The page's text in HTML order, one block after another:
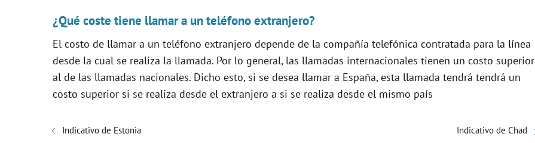
¿Qué coste tiene llamar a un teléfono extranjero?
El costo de llamar a un teléfono extranjero depende de la compañía telefónica contratada para la línea
desde la cual se realiza la llamada. Por lo general, las llamadas internacionales tienen un costo superior
al de las llamadas nacionales. Dicho esto, si se desea llamar a España, esta llamada tendrá tendrá un
costo superior si se realiza desde el extranjero a si se realiza desde el mismo país
Indicativo de Estonia Indicativo de Chad